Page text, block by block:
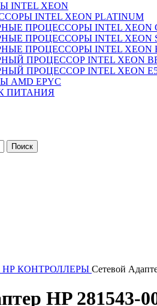
INTEL XEON
INTEL XEON PLATINUM
ПРОЦЕССОРЫ INTEL XEON
ПРОЦЕССОРЫ INTEL XEON
ПРОЦЕССОРЫ INTEL XEON
ПРОЦЕССОР INTEL XEON
ПРОЦЕССОР INTEL XEON
AMD EPYC
ПИТАНИЯ
Поиск
НР КОНТРОЛЛЕРЫ Сетевой
HP